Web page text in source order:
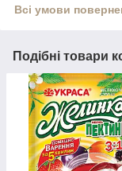
Всі умови
Подібні товари